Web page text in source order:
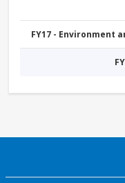
FY17 -